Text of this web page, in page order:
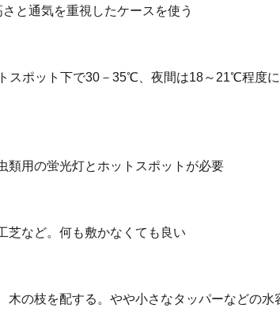
と通気を重視したケースを使う
スポット下で30－35℃、夜間は18～21℃程度
類用の蛍光灯とホットスポットが必要
芝など。何も敷かなくても良い
木の枝を配する。やや小さなタッパーなどの水